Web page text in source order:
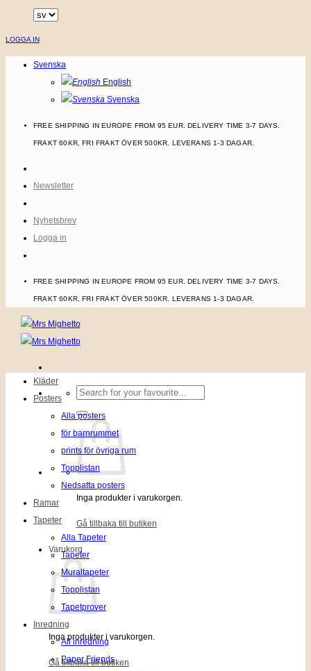
LOGGA IN
Svenska
English
Svenska
FREE SHIPPING IN EUROPE FROM 95 EUR. DELIVERY TIME 3-7 DAYS.
FRAKT 60KR, FRI FRAKT ÖVER 500KR. LEVERANS 1-3 DAGAR.
Newsletter
Nyhetsbrev
Logga in
FREE SHIPPING IN EUROPE FROM 95 EUR. DELIVERY TIME 3-7 DAYS.
FRAKT 60KR, FRI FRAKT ÖVER 500KR. LEVERANS 1-3 DAGAR.
Sök
efter:
Inga produkter i varukorgen.
Gå tillbaka till butiken
Varukorg
Inga produkter i varukorgen.
Gå tillbaka till butiken
Kläder
Posters
Alla posters
för barnrummet
prints för övriga rum
Topplistan
Nedsatta posters
Ramar
Tapeter
Alla Tapeter
Tapeter
Muraltapeter
Topplistan
Tapetprover
Inredning
All inredning
Paper Friends